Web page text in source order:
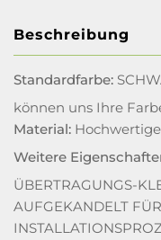
Beschreibung
Standardfarbe:
können uns Ihre
Material:
Weitere
ÜBERTRAGUNGS-
AUFGEKANDELT